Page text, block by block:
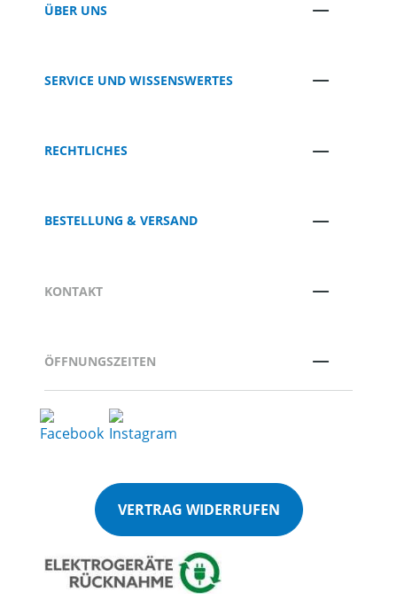
ÜBER UNS
SERVICE UND WISSENSWERTES
RECHTLICHES
BESTELLUNG & VERSAND
KONTAKT
ÖFFNUNGSZEITEN
VERTRAG WIDERRUFEN